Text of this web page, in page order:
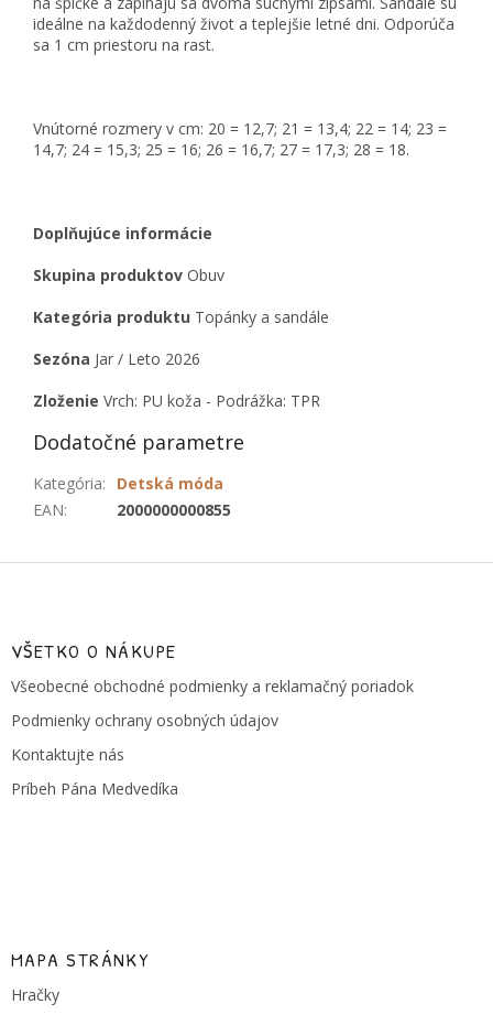
ideálne na každodenný život a teplejšie letné dni. Odporúča
sa 1 cm priestoru na rast.
Vnútorné rozmery v cm: 20 = 12,7; 21 = 13,4; 22 = 14; 23 =
14,7; 24 = 15,3; 25 = 16; 26 = 16,7; 27 = 17,3; 28 = 18.
Doplňujúce informácie
Skupina produktov Obuv
Kategória produktu Topánky a sandále
Sezóna Jar / Leto 2026
Zloženie Vrch: PU koža - Podrážka: TPR
Dodatočné parametre
Kategória:
Detská móda
EAN: 2000000000855
Z
VŠETKO O NÁKUPE
Všeobecné obchodné podmienky a reklamačný poriadok
Podmienky ochrany osobných údajov
Kontaktujte nás
Príbeh Pána Medvedíka
MAPA STRÁNKY
Hračky